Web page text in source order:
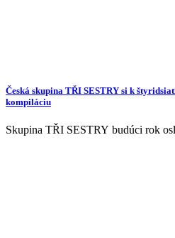
Česká skupina TŘI SESTRY si k
kompiláciu
Skupina TŘI SESTRY budúci rok